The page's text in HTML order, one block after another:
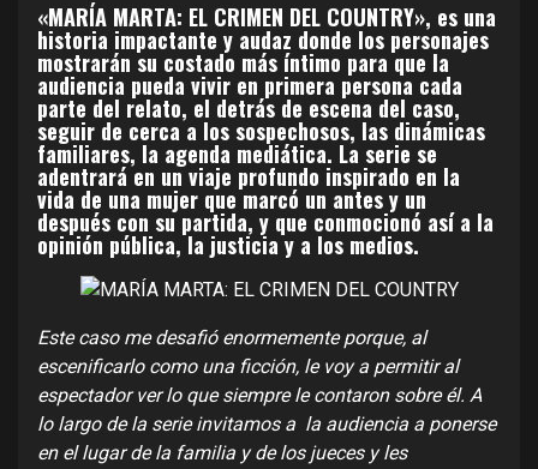
«MARÍA MARTA: EL CRIMEN DEL COUNTRY», es una
historia impactante y audaz donde los personajes
mostrarán su costado más íntimo para que la
audiencia pueda vivir en primera persona cada
parte del relato, el detrás de escena del caso,
seguir de cerca a los sospechosos, las dinámicas
familiares, la agenda mediática. La serie se
adentrará en un viaje profundo inspirado en la
vida de una mujer que marcó un antes y un
después con su partida, y que conmocionó así a la
opinión pública, la justicia y a los medios.
Este caso me desafió enormemente porque, al
escenificarlo como una ficción, le voy a permitir al
espectador ver lo que siempre le contaron sobre él. A
lo largo de la serie invitamos a la audiencia a ponerse
en el lugar de la familia y de los jueces y les